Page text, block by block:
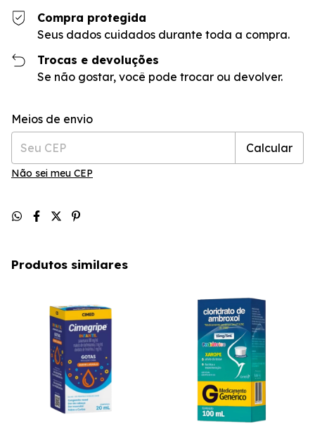
Compra protegida
Seus dados cuidados durante toda a compra.
Trocas e devoluções
Se não gostar, você pode trocar ou devolver.
Entregas para o CEP:
Meios de envio
Calcular
Não sei meu CEP
Produtos similares